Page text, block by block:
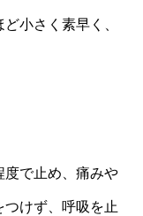
小さく素早く、
度で止め、痛みや
けず、呼吸を止